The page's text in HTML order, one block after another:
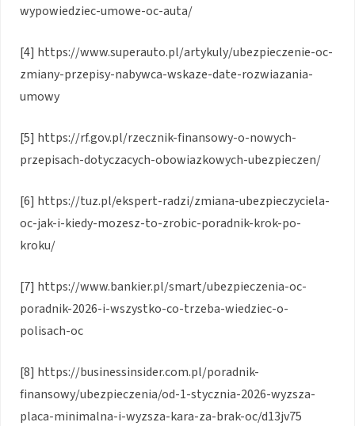
wypowiedziec-umowe-oc-auta/
[4] https://www.superauto.pl/artykuly/ubezpieczenie-oc-
zmiany-przepisy-nabywca-wskaze-date-rozwiazania-
umowy
[5] https://rf.gov.pl/rzecznik-finansowy-o-nowych-
przepisach-dotyczacych-obowiazkowych-ubezpieczen/
[6] https://tuz.pl/ekspert-radzi/zmiana-ubezpieczyciela-
oc-jak-i-kiedy-mozesz-to-zrobic-poradnik-krok-po-
kroku/
[7] https://www.bankier.pl/smart/ubezpieczenia-oc-
poradnik-2026-i-wszystko-co-trzeba-wiedziec-o-
polisach-oc
[8] https://businessinsider.com.pl/poradnik-
finansowy/ubezpieczenia/od-1-stycznia-2026-wyzsza-
placa-minimalna-i-wyzsza-kara-za-brak-oc/d13jv75